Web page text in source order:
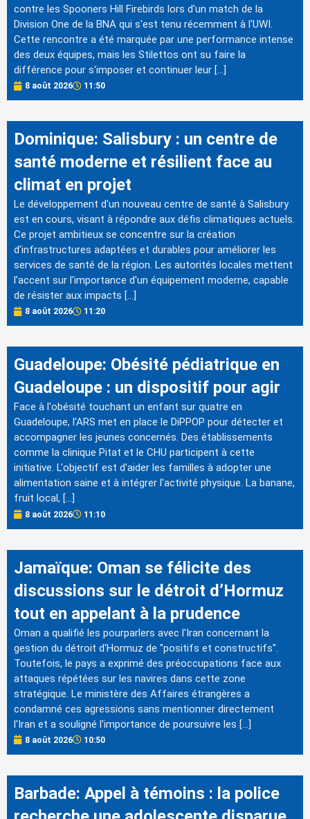
contre les Spooners Hill Firebirds lors d'un match de la
Division One de la BNA qui s'est tenu récemment à l'UWI.
Cette rencontre a été marquée par une performance intense
des deux équipes, mais les Stilettos ont su faire la
différence pour s'imposer et continuer leur […]
8 août 2026 11:50
Dominique: Salisbury : un centre de
santé moderne et résilient face au
climat en projet
Le développement d'un nouveau centre de santé à Salisbury
est en cours, visant à répondre aux défis climatiques actuels.
Ce projet ambitieux se concentre sur la création
d'infrastructures adaptées et durables pour améliorer les
services de santé de la région. Les autorités locales mettent
l'accent sur l'importance d'un équipement moderne, capable
de résister aux impacts […]
8 août 2026 11:20
Guadeloupe: Obésité pédiatrique en
Guadeloupe : un dispositif pour agir
Face à l'obésité touchant un enfant sur quatre en
Guadeloupe, l'ARS met en place le DiPPOP pour détecter et
accompagner les jeunes concernés. Des établissements
comme la clinique Pitat et le CHU participent à cette
initiative. L'objectif est d'aider les familles à adopter une
alimentation saine et à intégrer l'activité physique. La banane,
fruit local, […]
8 août 2026 11:10
Jamaïque: Oman se félicite des
discussions sur le détroit d’Hormuz
tout en appelant à la prudence
Oman a qualifié les pourparlers avec l'Iran concernant la
gestion du détroit d'Hormuz de "positifs et constructifs".
Toutefois, le pays a exprimé des préoccupations face aux
attaques répétées sur les navires dans cette zone
stratégique. Le ministère des Affaires étrangères a
condamné ces agressions sans mentionner directement
l'Iran et a souligné l'importance de poursuivre les […]
8 août 2026 10:50
Barbade: Appel à témoins : la police